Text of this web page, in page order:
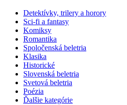
Detektívky, trilery a horory
Sci-fi a fantasy
Komiksy
Romantika
Spoločenská beletria
Klasika
Historické
Slovenská beletria
Svetová beletria
Poézia
Ďalšie kategórie